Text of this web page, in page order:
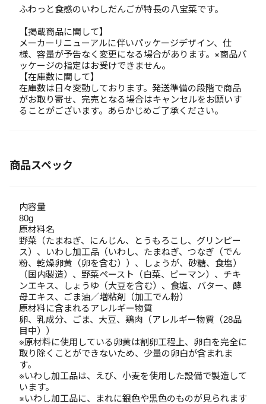
ふわっと食感のいわしだんごが特長の八宝菜です。
【掲載商品に関して】
メーカーリニューアルに伴いパッケージデザイン、仕
様、容量が予告なく変更になる場合があります。※商品パ
ッケージの指定はお受けできません。
【在庫数に関して】
在庫数は日々変動しております。発送準備の段階で商品
がお取り寄せ、完売となる場合はキャンセルをお願いす
ることがございます。あらかじめご了承ください。
商品スペック
内容量
80g
原材料名
野菜（たまねぎ、にんじん、とうもろこし、グリンピー
ス）、いわし加工品（いわし、たまねぎ、つなぎ（でん
粉、乾燥卵黄（卵を含む））、しょうが、砂糖、食塩）
（国内製造）、野菜ペースト（白菜、ピーマン）、チキ
ンエキス、しょうゆ（大豆を含む）、食塩、バター、酵
母エキス、ごま油／増粘剤（加工でん粉）
原材料に含まれるアレルギー物質
卵、乳成分、ごま、大豆、鶏肉（アレルギー物質（28品
目中））
※原材料に使用している卵黄は割卵工程上、卵白を完全に
取り除くことができないため、少量の卵白が含まれま
す。
※いわし加工品は、えび、小麦を使用した設備で製造して
います。
※いわし加工品に、まれに銀色や黒色のものが見られます